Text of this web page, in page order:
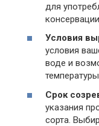
для
Условия
условия
воде и
Срок
указания
сорта.